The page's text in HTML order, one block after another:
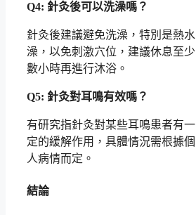
Q4: 針灸後可以洗澡嗎？
針灸後建議避免洗澡，特別是熱水
澡，以免刺激穴位，建議休息至少
數小時再進行沐浴。
Q5: 針灸對耳鳴有效嗎？
有研究指針灸對某些耳鳴患者有一
定的緩解作用，具體情況需根據個
人病情而定。
結論